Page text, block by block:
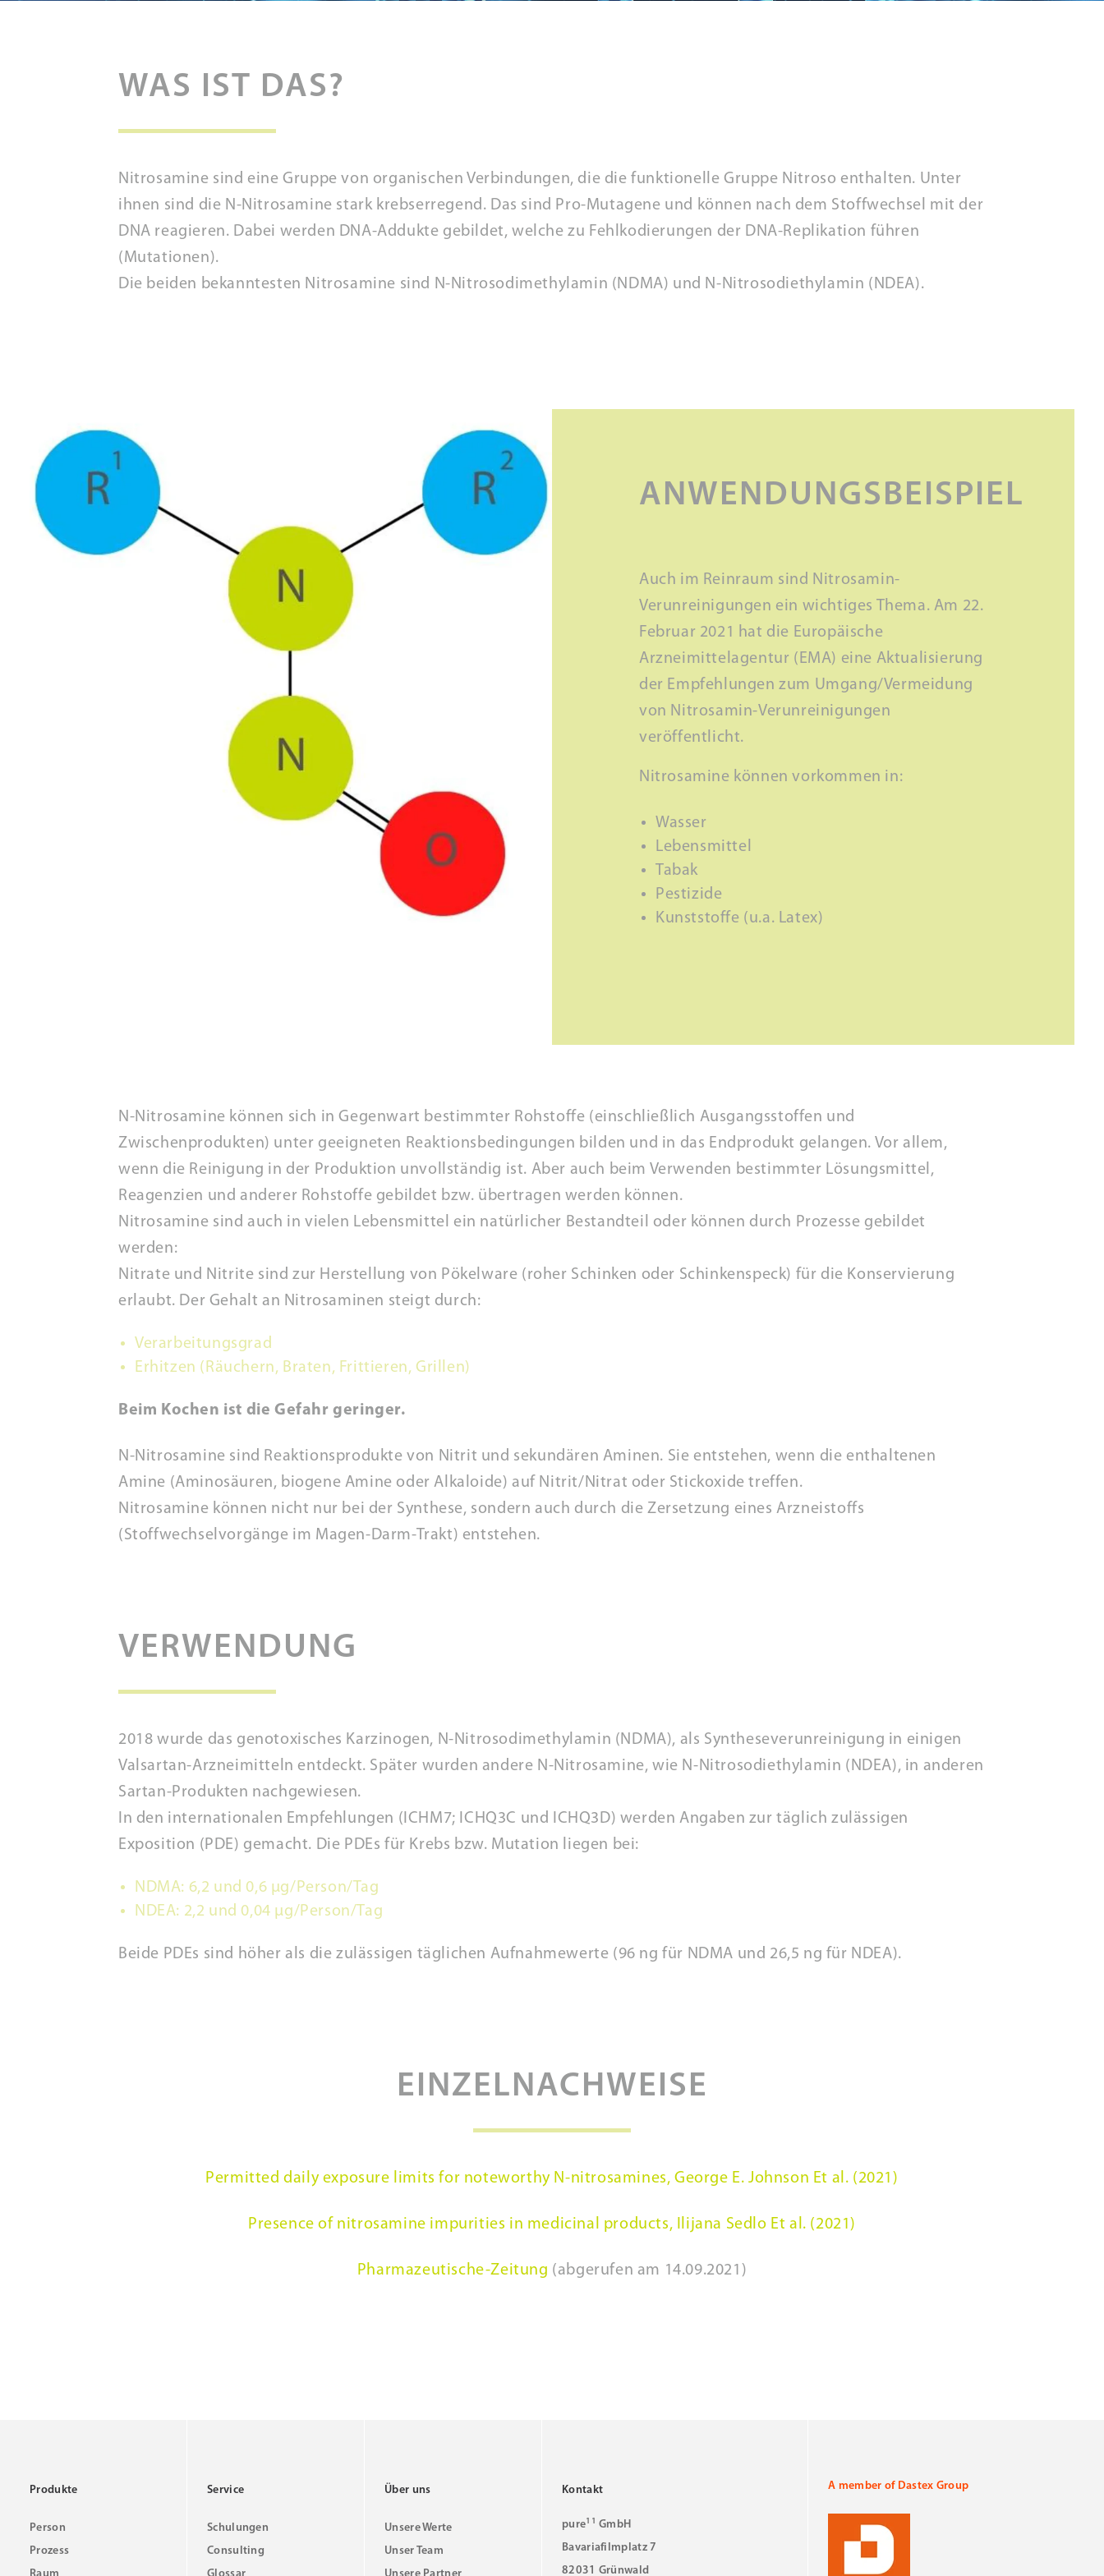
WAS IST DAS?
Nitrosamine sind eine Gruppe von organischen Verbindungen, die die funktionelle Gruppe Nitroso enthalten. Unter
ihnen sind die N-Nitrosamine stark krebserregend. Das sind Pro-Mutagene und können nach dem Stoffwechsel mit der
DNA reagieren. Dabei werden DNA-Addukte gebildet, welche zu Fehlkodierungen der DNA-Replikation führen
(Mutationen).
Die beiden bekanntesten Nitrosamine sind N-Nitrosodimethylamin (NDMA) und N-Nitrosodiethylamin (NDEA).
ANWENDUNGSBEISPIEL
Auch im Reinraum sind Nitrosamin-
Verunreinigungen ein wichtiges Thema. Am 22.
Februar 2021 hat die Europäische
Arzneimittelagentur (EMA) eine Aktualisierung
der Empfehlungen zum Umgang/Vermeidung
von Nitrosamin-Verunreinigungen
veröffentlicht.
Nitrosamine können vorkommen in:
Wasser
Lebensmittel
Tabak
Pestizide
Kunststoffe (u.a. Latex)
N-Nitrosamine können sich in Gegenwart bestimmter Rohstoffe (einschließlich Ausgangsstoffen und
Zwischenprodukten) unter geeigneten Reaktionsbedingungen bilden und in das Endprodukt gelangen. Vor allem,
wenn die Reinigung in der Produktion unvollständig ist. Aber auch beim Verwenden bestimmter Lösungsmittel,
Reagenzien und anderer Rohstoffe gebildet bzw. übertragen werden können.
Nitrosamine sind auch in vielen Lebensmittel ein natürlicher Bestandteil oder können durch Prozesse gebildet
werden:
Nitrate und Nitrite sind zur Herstellung von Pökelware (roher Schinken oder Schinkenspeck) für die Konservierung
erlaubt. Der Gehalt an Nitrosaminen steigt durch:
Verarbeitungsgrad
Erhitzen (Räuchern, Braten, Frittieren, Grillen)
Beim Kochen ist die Gefahr geringer.
N-Nitrosamine sind Reaktionsprodukte von Nitrit und sekundären Aminen. Sie entstehen, wenn die enthaltenen
Amine (Aminosäuren, biogene Amine oder Alkaloide) auf Nitrit/Nitrat oder Stickoxide treffen.
Nitrosamine können nicht nur bei der Synthese, sondern auch durch die Zersetzung eines Arzneistoffs
(Stoffwechselvorgänge im Magen-Darm-Trakt) entstehen.
VERWENDUNG
2018 wurde das genotoxisches Karzinogen, N-Nitrosodimethylamin (NDMA), als Syntheseverunreinigung in einigen
Valsartan-Arzneimitteln entdeckt. Später wurden andere N-Nitrosamine, wie N-Nitrosodiethylamin (NDEA), in anderen
Sartan-Produkten nachgewiesen.
In den internationalen Empfehlungen (ICHM7; ICHQ3C und ICHQ3D) werden Angaben zur täglich zulässigen
Exposition (PDE) gemacht. Die PDEs für Krebs bzw. Mutation liegen bei:
NDMA: 6,2 und 0,6 μg/Person/Tag
NDEA: 2,2 und 0,04 μg/Person/Tag
Beide PDEs sind höher als die zulässigen täglichen Aufnahmewerte (96 ng für NDMA und 26,5 ng für NDEA).
EINZELNACHWEISE
Permitted daily exposure limits for noteworthy N-nitrosamines, George E. Johnson Et al. (2021)
Presence of nitrosamine impurities in medicinal products, Ilijana Sedlo Et al. (2021)
Pharmazeutische-Zeitung (abgerufen am 14.09.2021)
Produkte
Person
Prozess
Service
Schulungen
Consulting
Über uns
Unsere Werte
Unser Team
Kontakt
pure11 GmbH
Bavariafilmplatz 7
82031 Grünwald
A member of Dastex Group